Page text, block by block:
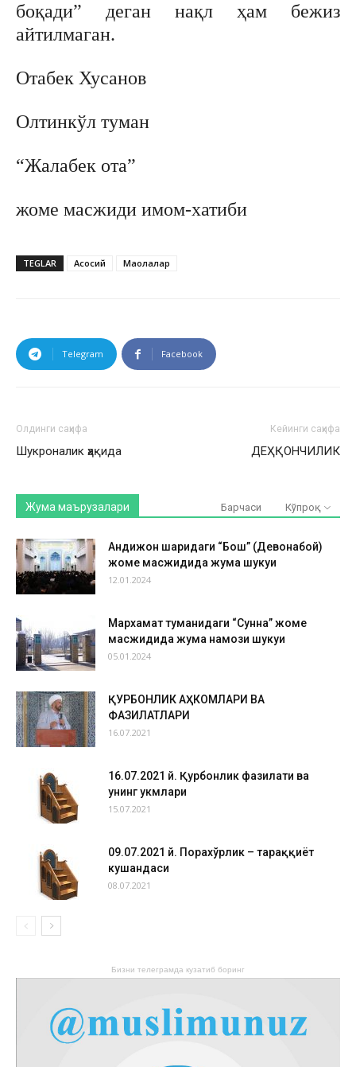
боқади” деган нақл ҳам бежиз
айтилмаган.
Отабек Хусанов
Олтинкўл туман
“Жалабек ота”
жоме масжиди имом-хатиби
TEGLAR Асосий Мақолалар
Telegram Facebook
Олдинги саҳифа
Шукроналик ҳақида
Кейинги саҳифа
ДЕҲҚОНЧИЛИК
Жума маърузалари Барчаси Кўпроқ
Андижон шаҳридаги “Бош” (Девонабой)
жоме масжидида жума шукуҳи
12.01.2024
Мархамат туманидаги “Сунна” жоме
масжидида жума намози шукуҳи
05.01.2024
ҚУРБОНЛИК АҲКОМЛАРИ ВА
ФАЗИЛАТЛАРИ
16.07.2021
16.07.2021 й. Қурбонлик фазилати ва
унинг ҳукмлари
15.07.2021
09.07.2021 й. Порахўрлик – тараққиёт
кушандаси
08.07.2021
Бизни телеграмда кузатиб боринг